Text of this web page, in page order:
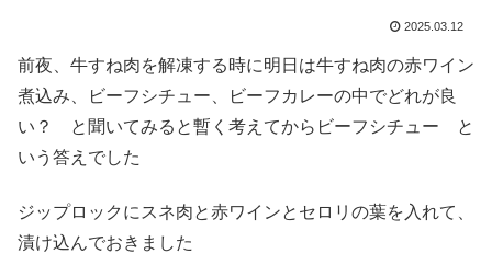
2025.03.12
前夜、牛すね肉を解凍する時に明日は牛すね肉の赤ワイン
煮込み、ビーフシチュー、ビーフカレーの中でどれが良
い？ と聞いてみると暫く考えてからビーフシチュー と
いう答えでした
ジップロックにスネ肉と赤ワインとセロリの葉を入れて、
漬け込んでおきました